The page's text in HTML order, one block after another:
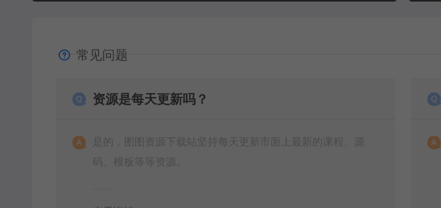
常见问题
资源是每天更新吗？
是的，图图资源下载站坚持每天更新市面上最新的课程、源
码、模板等等资源。